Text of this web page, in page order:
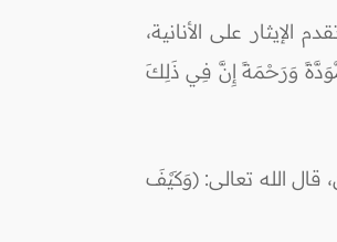
على الأنانية،
مَّوَدَّةً وَرَحْمَةً إِنَّ فِي ذَلِكَ
قال الله تعالى: (وَكَيْفَ